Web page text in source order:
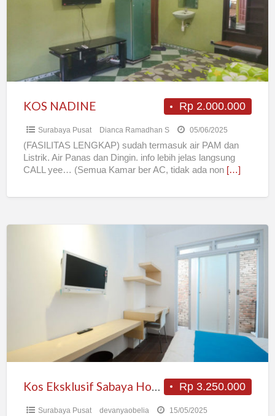
Rp 2.000.000
KOS NADINE
Surabaya Pusat Dianca Ramadhan S 05/06/2025
(FASILITAS LENGKAP) sudah termasuk air PAM dan
Listrik. Air Panas dan Dingin. info lebih jelas langsung
CALL yee… (Semua Kamar ber AC, tidak ada non […]
Rp 3.250.000
Kos Eksklusif Sabaya House – Surabaya
Surabaya Pusat devanyaobelia 15/05/2025